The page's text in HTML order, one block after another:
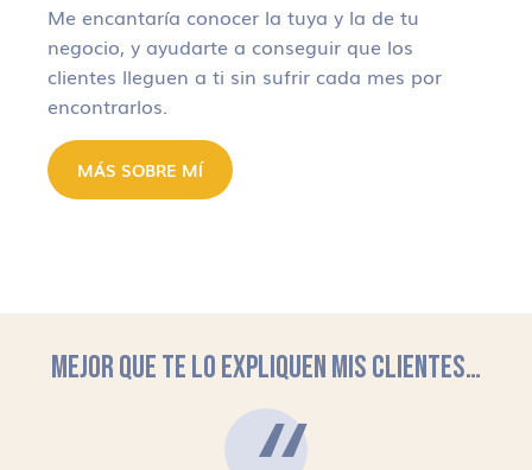
Me encantaría conocer la tuya y la de tu
negocio, y ayudarte a conseguir que los
clientes lleguen a ti sin sufrir cada mes por
encontrarlos.
MÁS SOBRE MÍ
MEJOR QUE TE LO EXPLIQUEN MIS CLIENTES…